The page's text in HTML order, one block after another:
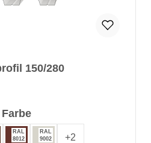
150/280
Farbeauswählen
RAL
8012
RAL
9002
+2